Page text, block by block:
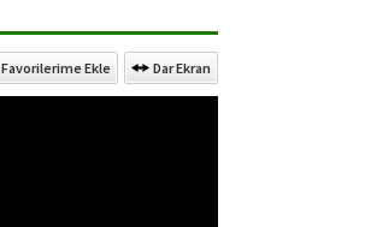
Favorilerime Ekle Dar Ekran